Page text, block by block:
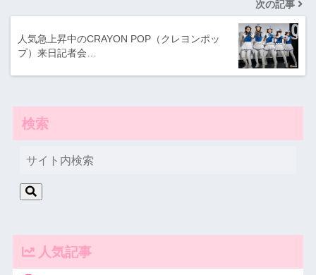
次の記事
人気急上昇中のCRAYON POP（クレヨンポッ
プ）来日記者会…
検索
人気記事